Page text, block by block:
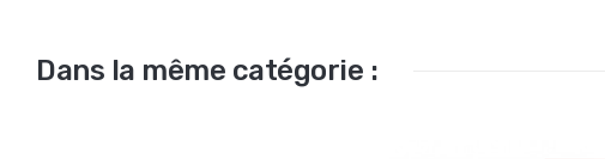
Dans la même catégorie :